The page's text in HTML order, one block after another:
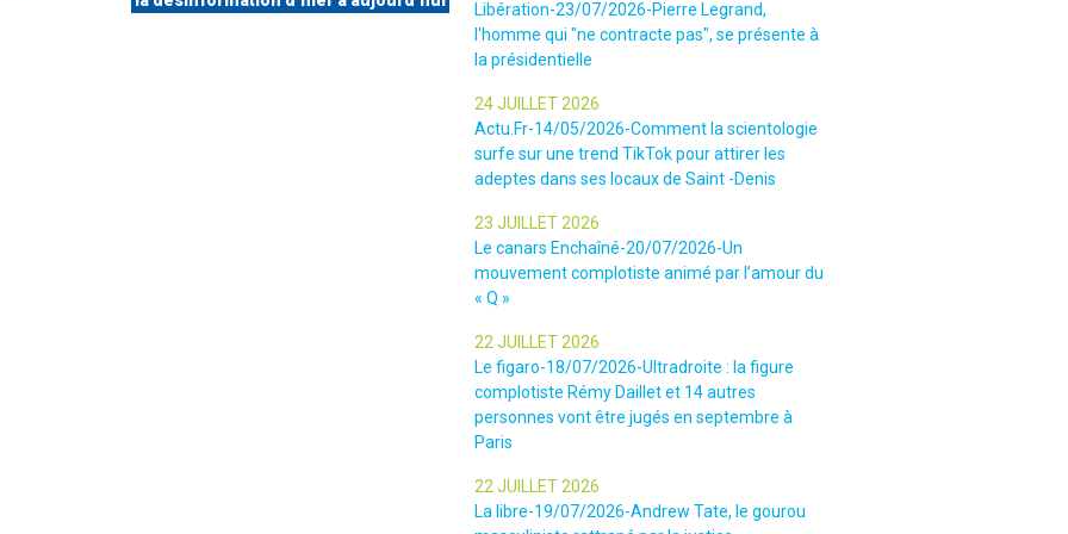
Libération-23/07/2026-Pierre Legrand,
l'homme qui "ne contracte pas", se présente à
la présidentielle
24 JUILLET 2026
Actu.Fr-14/05/2026-Comment la scientologie
surfe sur une trend TikTok pour attirer les
adeptes dans ses locaux de Saint -Denis
23 JUILLET 2026
Le canars Enchaîné-20/07/2026-Un
mouvement complotiste animé par l’amour du
« Q »
22 JUILLET 2026
Le figaro-18/07/2026-Ultradroite : la figure
complotiste Rémy Daillet et 14 autres
personnes vont être jugés en septembre à
Paris
22 JUILLET 2026
La libre-19/07/2026-Andrew Tate, le gourou